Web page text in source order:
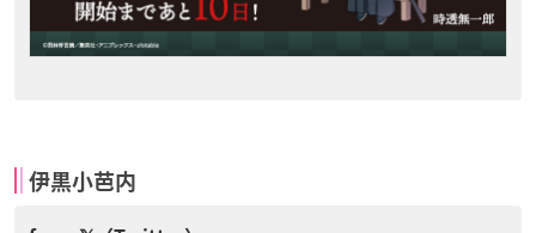
伊黒小芭内